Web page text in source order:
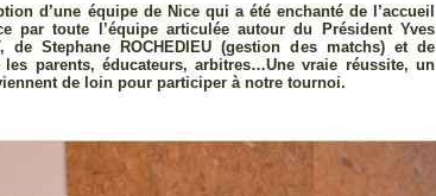
d’une équipe de Nice qui a été enchanté de l’accueil
par toute l’équipe articulée autour du Président Yves
de Stephane ROCHEDIEU (gestion des matchs) et de
parents, éducateurs, arbitres…Une vraie réussite, un
de loin pour participer à notre tournoi.